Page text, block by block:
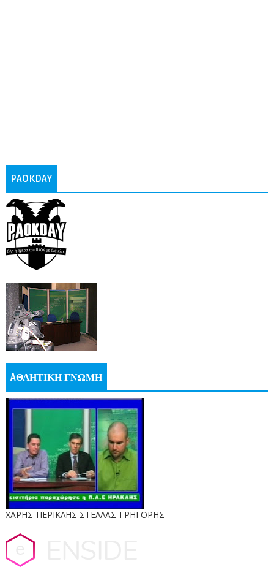
PAOKDAY
AΘΛΗΤΙΚΗ ΓΝΩΜΗ
ΧΑΡΗΣ-ΠΕΡΙΚΛΗΣ ΣΤΕΛΛΑΣ-ΓΡΗΓΟΡΗΣ